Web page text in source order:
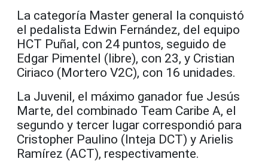
La categoría Master general la conquistó
el pedalista Edwin Fernández, del equipo
HCT Puñal, con 24 puntos, seguido de
Edgar Pimentel (libre), con 23, y Cristian
Ciriaco (Mortero V2C), con 16 unidades.
La Juvenil, el máximo ganador fue Jesús
Marte, del combinado Team Caribe A, el
segundo y tercer lugar correspondió para
Cristopher Paulino (Inteja DCT) y Arielis
Ramírez (ACT), respectivamente.